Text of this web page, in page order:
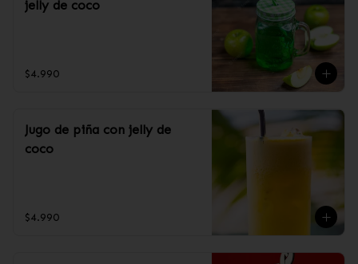
jelly de coco
$4.990
Jugo de piña con jelly de
coco
$4.990